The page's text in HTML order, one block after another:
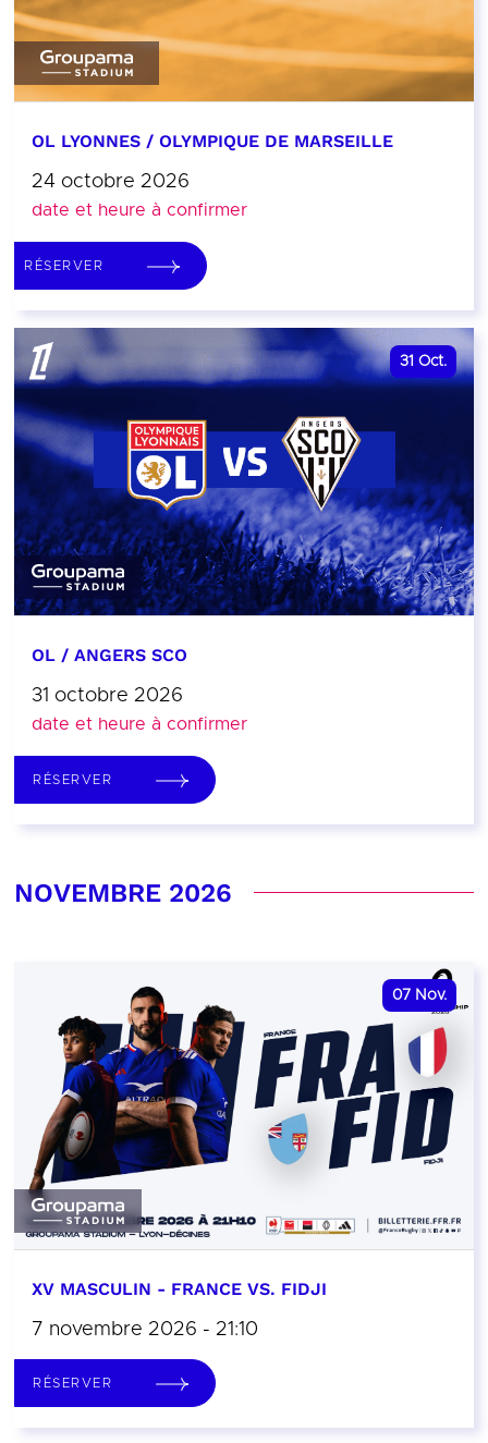
OL LYONNES / OLYMPIQUE DE MARSEILLE
24 octobre 2026
date et heure à confirmer
RÉSERVER
31 Oct.
OL / ANGERS SCO
31 octobre 2026
date et heure à confirmer
RÉSERVER
NOVEMBRE 2026
07 Nov.
XV MASCULIN - FRANCE VS. FIDJI
7 novembre 2026 - 21:10
RÉSERVER